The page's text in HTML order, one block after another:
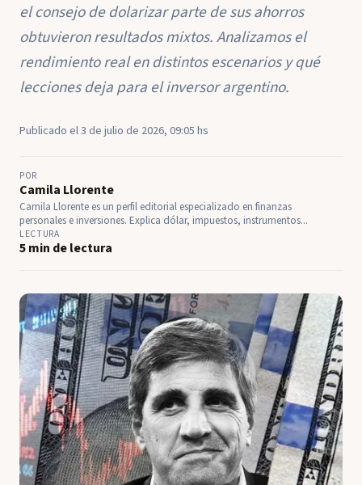
el consejo de dolarizar parte de sus ahorros
obtuvieron resultados mixtos. Analizamos el
rendimiento real en distintos escenarios y qué
lecciones deja para el inversor argentino.
Publicado el 3 de julio de 2026, 09:05 hs
POR
Camila Llorente
Camila Llorente es un perfil editorial especializado en finanzas
personales e inversiones. Explica dólar, impuestos, instrumentos...
LECTURA
5 min de lectura